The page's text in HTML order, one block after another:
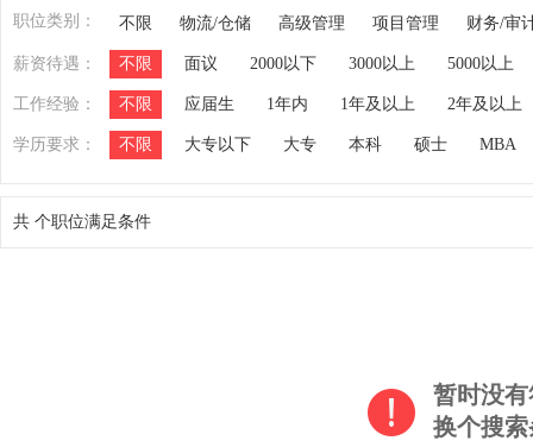
职位类别： 不限 物流/仓储 高级管理 项目管理 财务/审
薪资待遇： 不限 面议 2000以下 3000以上 5000以上
工作经验： 不限 应届生 1年内 1年及以上 2年及以上
学历要求： 不限 大专以下 大专 本科 硕士 MBA
共 个职位满足条件
暂时没
换个搜